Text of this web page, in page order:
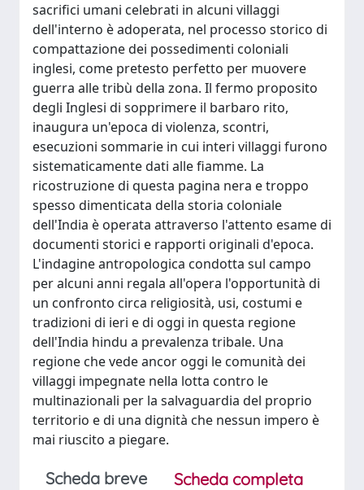
sacrifici umani celebrati in alcuni villaggi
dell'interno è adoperata, nel processo storico di
compattazione dei possedimenti coloniali
inglesi, come pretesto perfetto per muovere
guerra alle tribù della zona. Il fermo proposito
degli Inglesi di sopprimere il barbaro rito,
inaugura un'epoca di violenza, scontri,
esecuzioni sommarie in cui interi villaggi furono
sistematicamente dati alle fiamme. La
ricostruzione di questa pagina nera e troppo
spesso dimenticata della storia coloniale
dell'India è operata attraverso l'attento esame di
documenti storici e rapporti originali d'epoca.
L'indagine antropologica condotta sul campo
per alcuni anni regala all'opera l'opportunità di
un confronto circa religiosità, usi, costumi e
tradizioni di ieri e di oggi in questa regione
dell'India hindu a prevalenza tribale. Una
regione che vede ancor oggi le comunità dei
villaggi impegnate nella lotta contro le
multinazionali per la salvaguardia del proprio
territorio e di una dignità che nessun impero è
mai riuscito a piegare.
Scheda breve
Scheda completa